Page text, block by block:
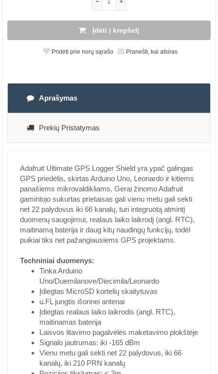
Įdėti į krepšelį
Pridėti prie norų sąrašo Pranešti, kai atsiras
Aprašymas
Prekių Pristatymas
Adafruit Ultimate GPS Logger Shield yra ypač galingas
GPS priedėlis, skirtas Arduino Uno, Leonardo ir kitiems
panašiems mikrovaldikliams. Gerai žinomo Adafruit
gamintojo sukurtas prietaisas gali vienu metu gali sekti
net 22 palydovus iki 66 kanalų, turi integruotą atmintį
duomenų saugojimui, realaus laiko laikrodį (angl. RTC),
maitinamą baterija ir daug kitų naudingų funkcijų, todėl
puikiai tiks net pažangiausiems GPS projektams.
Techniniai duomenys:
Tinka Arduino
Uno/Duemilanove/Diecimila/Leonardo
Įdiegtas MicroSD kortelių skaitytuvas
u.FL jungtis išorinei antenai
Įdiegtas realaus laiko laikrodis (angl. RTC),
maitinamas baterija
Laisvos litavimo pagalvėlės maketavimo plokštėje
Signalo jautrumas: iki -165 dBm
Vienu metu gali sekti net 22 palydovus, iki 66
kanalų, iki 210 PRN kanalų